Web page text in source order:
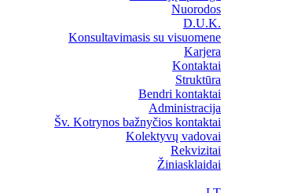
Nuorodos
D.U.K.
Konsultavimasis su visuomene
Karjera
Kontaktai
Struktūra
Bendri kontaktai
Administracija
Šv. Kotrynos bažnyčios kontaktai
Kolektyvų vadovai
Rekvizitai
Žiniasklaidai